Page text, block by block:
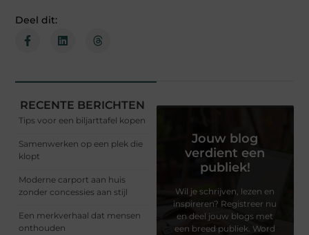
Deel dit:
RECENTE BERICHTEN
Tips voor een biljarttafel kopen
Samenwerken op een plek die
klopt
Moderne carport aan huis
zonder concessies aan stijl
Een merkverhaal dat mensen
onthouden
Jouw blog
verdient een
publiek!
Wil je schrijven, lezen en
inspireren? Registreer nu
en deel jouw blogs met
een breed publiek. Word